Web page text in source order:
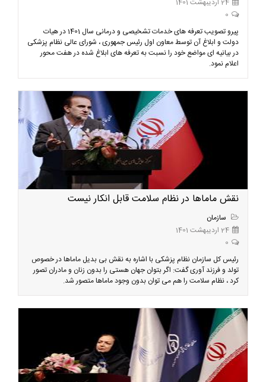
24 اردیبهشت 1401
0
پیرو تصویب تعرفه های خدمات تشخیصی و درمانی سال 1401 در هیات
دولت و ابلاغ آن توسط معاون اول رئیس جمهوری ، شورای عالی نظام پزشکی
در بیانیه ای مواضع خود را نسبت به تعرفه های ابلاغ شده در هفت محور
اعلام نمود.
نقش ماماها در نظام سلامت قابل انکار نیست
سازمان
24 اردیبهشت 1401
0
رئیس کل سازمان نظام پزشکی با اشاره به نقش بی بدیل ماماها در خصوص
تولد و فرزند آوری گفت: اگر بتوان جهان هستی را بدون زنان و مادران تصور
کرد ، نظام سلامت را هم می توان بدون وجود ماماها متصور شد.